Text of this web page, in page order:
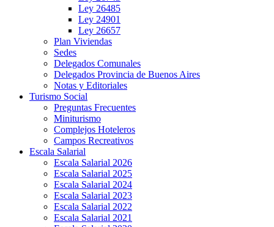
Ley 26485
Ley 24901
Ley 26657
Plan Viviendas
Sedes
Delegados Comunales
Delegados Provincia de Buenos Aires
Notas y Editoriales
Turismo Social
Preguntas Frecuentes
Miniturismo
Complejos Hoteleros
Campos Recreativos
Escala Salarial
Escala Salarial 2026
Escala Salarial 2025
Escala Salarial 2024
Escala Salarial 2023
Escala Salarial 2022
Escala Salarial 2021